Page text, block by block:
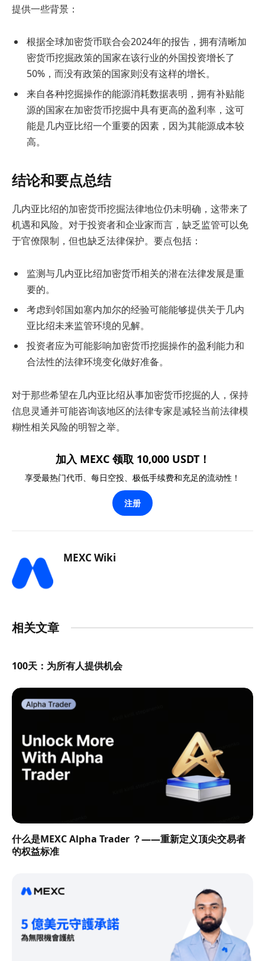
提供一些背景：
根据全球加密货币联合会2024年的报告，拥有清晰加
密货币挖掘政策的国家在该行业的外国投资增长了
50%，而没有政策的国家则没有这样的增长。
来自各种挖掘操作的能源消耗数据表明，拥有补贴能
源的国家在加密货币挖掘中具有更高的盈利率，这可
能是几内亚比绍一个重要的因素，因为其能源成本较
高。
结论和要点总结
几内亚比绍的加密货币挖掘法律地位仍未明确，这带来了
机遇和风险。对于投资者和企业家而言，缺乏监管可以免
于官僚限制，但也缺乏法律保护。要点包括：
监测与几内亚比绍加密货币相关的潜在法律发展是重
要的。
考虑到邻国如塞内加尔的经验可能能够提供关于几内
亚比绍未来监管环境的见解。
投资者应为可能影响加密货币挖掘操作的盈利能力和
合法性的法律环境变化做好准备。
对于那些希望在几内亚比绍从事加密货币挖掘的人，保持
信息灵通并可能咨询该地区的法律专家是减轻当前法律模
糊性相关风险的明智之举。
加入 MEXC 领取 10,000 USDT！
享受最热门代币、每日空投、极低手续费和充足的流动性！
注册
MEXC Wiki
相关文章
100天：为所有人提供机会
什么是MEXC Alpha Trader ？——重新定义顶尖交易者
的权益标准